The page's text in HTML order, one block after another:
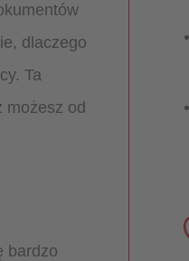
dlaczego
Ta
możesz od
bardzo